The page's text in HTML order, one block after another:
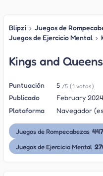
Blipzi › Juegos de
Juegos de Ejercicio Mental ›
Kings and
Puntuación 5 /5 (1 votos)
Publicado
February 2024
Plataforma
Navegador
Juegos de Rompecabezas 447
Juegos de Ejercicio Mental